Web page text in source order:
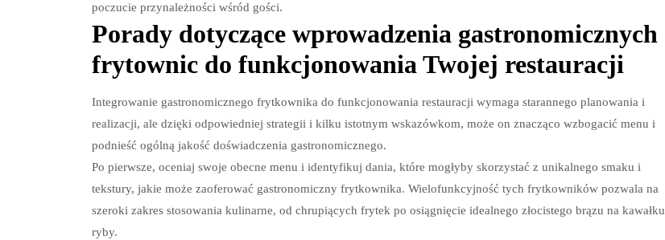
poczucie przynależności wśród gości.
Porady dotyczące wprowadzenia gastronomicznych
frytownic do funkcjonowania Twojej restauracji
Integrowanie gastronomicznego frytkownika do funkcjonowania restauracji wymaga starannego planowania i
realizacji, ale dzięki odpowiedniej strategii i kilku istotnym wskazówkom, może on znacząco wzbogacić menu i
podnieść ogólną jakość doświadczenia gastronomicznego.
Po pierwsze, oceniaj swoje obecne menu i identyfikuj dania, które mogłyby skorzystać z unikalnego smaku i
tekstury, jakie może zaoferować gastronomiczny frytkownika. Wielofunkcyjność tych frytkowników pozwala na
szeroki zakres stosowania kulinarne, od chrupiących frytek po osiągnięcie idealnego złocistego brązu na kawałku
ryby.